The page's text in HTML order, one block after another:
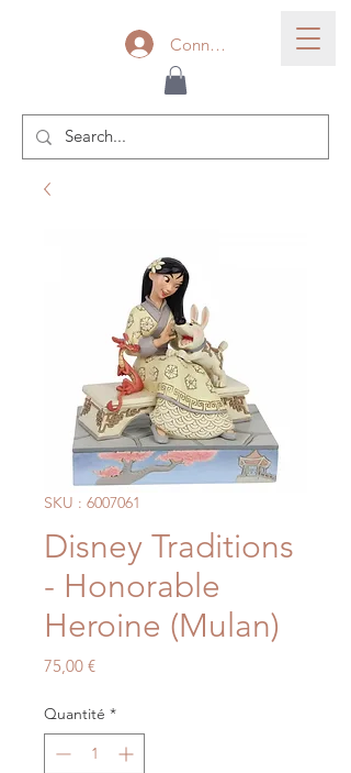
Connexion
SKU : 6007061
Disney Traditions
- Honorable
Heroine (Mulan)
75,00 €Prix
Quantité *